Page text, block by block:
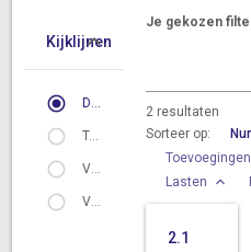
Kijklijnen
Doelen
Taken
Vervallen doelen
Vervallen taken
Je gekozen
2resultaten
Sorteer op:
Toevoegingen
Lasten
2.1